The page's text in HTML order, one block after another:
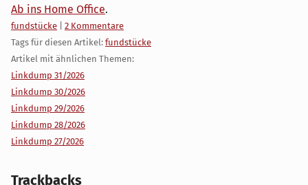
Ab ins Home Office.
Kategorien:
fundstücke
2 Kommentare
Tags für diesen Artikel: fundstücke
Artikel mit ähnlichen Themen:
Linkdump 31/2026
Linkdump 30/2026
Linkdump 29/2026
Linkdump 28/2026
Linkdump 27/2026
Trackbacks